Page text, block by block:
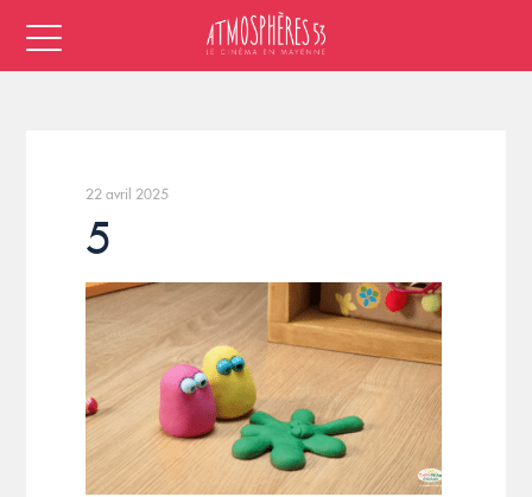
22 avril 2025
5